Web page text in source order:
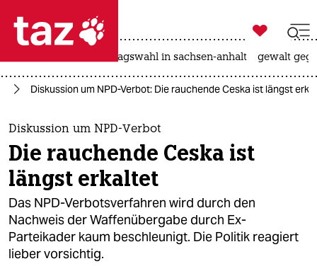
 taz zahl ich
taz zahl ich
themen
politik
öko
gesellschaft
kultur

taz zahl ich
landtagswahl in sachsen-anhalt gewalt
Diskussion um NPD-Verbot: Die rauchende Ceska ist längst
Diskussion um NPD-Verbot
Die rauchende Ceska ist
längst erkaltet
Das NPD-Verbotsverfahren wird durch den
Nachweis der Waffenübergabe durch Ex-
Parteikader kaum beschleunigt. Die Politik reagiert
lieber vorsichtig.